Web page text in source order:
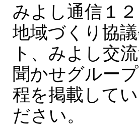
みよし通信１
地域づくり協
ト、みよし交
聞かせグルー
程を掲載して
ださい。